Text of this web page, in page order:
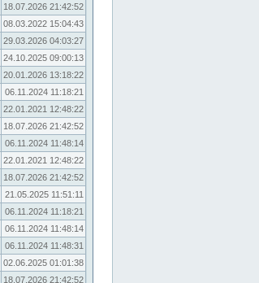
18.07.2026 21:42:52
08.03.2022 15:04:43
29.03.2026 04:03:27
24.10.2025 09:00:13
20.01.2026 13:18:22
06.11.2024 11:18:21
22.01.2021 12:48:22
18.07.2026 21:42:52
06.11.2024 11:48:14
22.01.2021 12:48:22
18.07.2026 21:42:52
21.05.2025 11:51:11
06.11.2024 11:18:21
06.11.2024 11:48:14
06.11.2024 11:48:31
02.06.2025 01:01:38
18.07.2026 21:42:52